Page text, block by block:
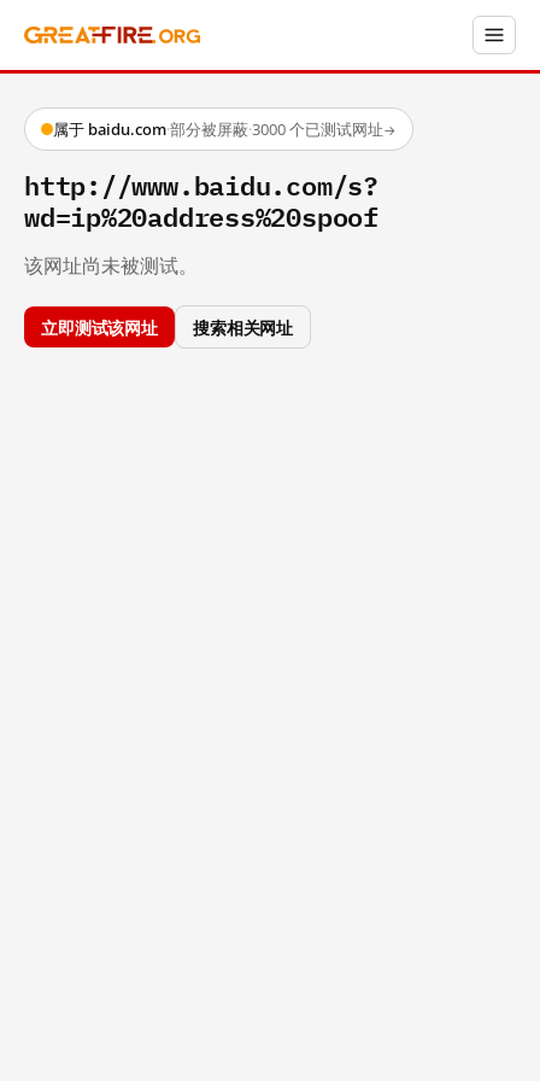
属于 baidu.com·部分被屏蔽·3000 个已测试网址→
http://www.baidu.com/s?
wd=ip%20address%20spoof
该网址尚未被测试。
立即测试该网址 搜索相关网址